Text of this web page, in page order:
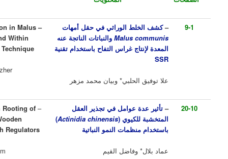
الوراثي في حقل أمهات
والنباتات الناتجة عنه
غراس التفاح باستخدام تقنية
الحلبي* وبيان محمد مزهر
– Detection of Genetic Variation in Malus
communis Mother Fields and Within
Their Seedlings Using SSR Technique
Ola Al-Halabi* and Bayan Muzher
عوامل في تجذير العقل
Actinidia chinensis
)
–
Effect of Several Factors on Rooting of
Kiwi (Actinidia chinensis( Wooden
Cuttings Using Plant Growth Regulators
Imad Bilal* and Fadel Al-Kaiem